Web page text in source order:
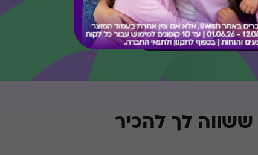
בירור יתרה בכרטיס
לך להכיר